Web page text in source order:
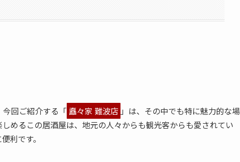
回ご紹介する「 矗々家 難波店 」は、その中でも特に魅力的な場
めるこの居酒屋は、地元の人々からも観光客からも愛されてい
利です。